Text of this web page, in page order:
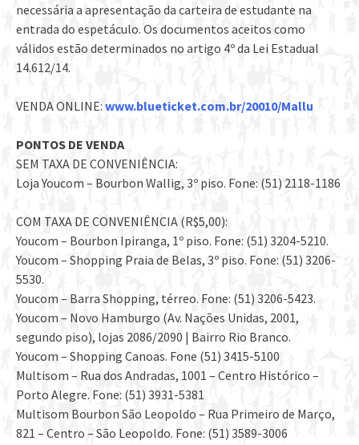
necessária a apresentação da carteira de estudante na
entrada do espetáculo. Os documentos aceitos como
válidos estão determinados no artigo 4º da Lei Estadual
14.612/14.
VENDA ONLINE: www.blueticket.com.br/20010/Mallu
PONTOS DE VENDA
SEM TAXA DE CONVENIÊNCIA:
Loja Youcom – Bourbon Wallig, 3º piso. Fone: (51) 2118-1186
COM TAXA DE CONVENIÊNCIA (R$5,00):
Youcom – Bourbon Ipiranga, 1º piso. Fone: (51) 3204-5210.
Youcom – Shopping Praia de Belas, 3º piso. Fone: (51) 3206-
5530.
Youcom – Barra Shopping, térreo. Fone: (51) 3206-5423.
Youcom – Novo Hamburgo (Av. Nações Unidas, 2001,
segundo piso), lojas 2086/2090 | Bairro Rio Branco.
Youcom – Shopping Canoas. Fone (51) 3415-5100
Multisom – Rua dos Andradas, 1001 – Centro Histórico –
Porto Alegre. Fone: (51) 3931-5381
Multisom Bourbon São Leopoldo – Rua Primeiro de Março,
821 – Centro – São Leopoldo. Fone: (51) 3589-3006